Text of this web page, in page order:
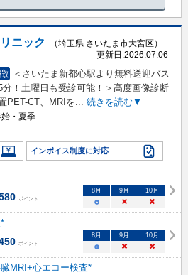
ニック
（埼玉県 さいたま市大宮区）
更新日:2026.07.06
＜さいたま新都心駅より無料送迎バス
分！土曜日も受診可能！＞高度画像診断
PET-CT、MRIを
続きを読む▼
・夏季
インボイス制度に対応
ポイント
8 月 9 月 10月
○ × ×
ポイント
8 月 9 月 10月
○ × ×
MRI+心エコー検査*